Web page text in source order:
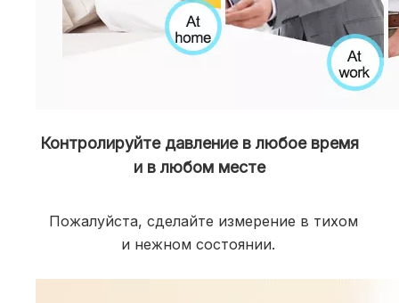
Контролируйте давление в любое время
и в любом месте
Пожалуйста, сделайте измерение в тихом
и нежном состоянии.